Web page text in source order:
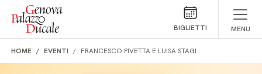
Salta al contenuto
BIGLIETTI MENU
HOME EVENTI FRANCESCO PIVETTA E LUISA STAGI